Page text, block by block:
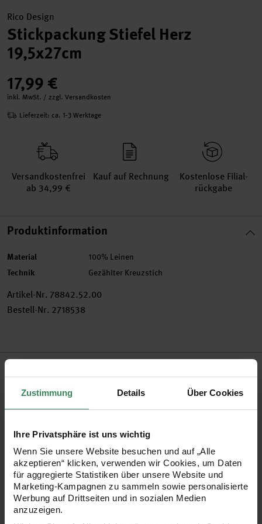
Zustimmung Details Über Cookies
Ihre Privatsphäre ist uns wichtig
Wenn Sie unsere Website besuchen und auf „Alle
akzeptieren“ klicken, verwenden wir Cookies, um Daten
für aggregierte Statistiken über unsere Website und
Marketing-Kampagnen zu sammeln sowie personalisierte
Werbung auf Drittseiten und in sozialen Medien
anzuzeigen.
Rico Design
Stickpackung Stiefel Herz
19,5x27cm
17,99 €
inkl. MwSt. / zzgl. Versandkosten
Lieferzeit: ca. 1-3 Werktage
Versand­kosten­frei
ab 34,99 €
Kauf auf Rechnung
Kosten­lose Filial­
rückgabe
Produktinformation
Material 100% Leinen
Technik Gezählter Kreuzstich
Artikel-Nr. 78842.52.00
Bestell-Nr. 2718538
Erstellen Sie schöne Stickbilder mit unseren Stickpackungen.
Hier ist alles enthalten, was Sie für die bezaubernden Motive
benötigen. So macht Handarbeit Spaß!
Packung mit Dekostiefel, Stickgarn und Nadel
inklusive Anleitung
Material: 100% Leinen, 11-fädig
Maße: 19,5x27cm